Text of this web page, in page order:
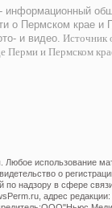
информационный
о Пермском крае и
и видео. Источник
Перми и Пермском
использование
о
по надзору в сфере
адрес